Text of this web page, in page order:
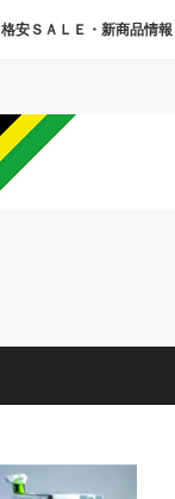
格安ＳＡＬＥ・新商品情報